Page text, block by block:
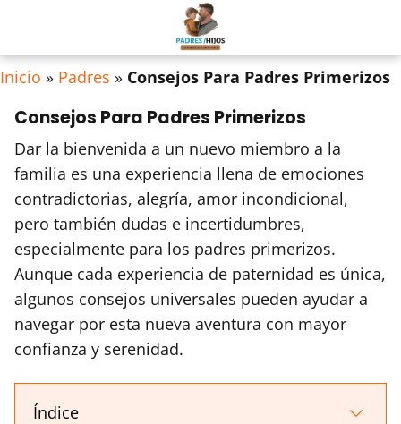
Inicio » Padres » Consejos Para Padres Primerizos
Consejos Para Padres Primerizos
Dar la bienvenida a un nuevo miembro a la
familia es una experiencia llena de emociones
contradictorias, alegría, amor incondicional,
pero también dudas e incertidumbres,
especialmente para los padres primerizos.
Aunque cada experiencia de paternidad es única,
algunos consejos universales pueden ayudar a
navegar por esta nueva aventura con mayor
confianza y serenidad.
Índice